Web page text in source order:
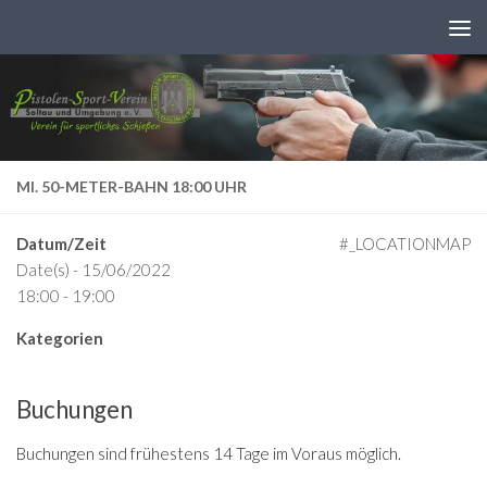
MI. 50-METER-BAHN 18:00 UHR
#_LOCATIONMAP
Datum/Zeit
Date(s) - 15/06/2022
18:00 - 19:00
Kategorien
Buchungen
Buchungen sind frühestens 14 Tage im Voraus möglich.